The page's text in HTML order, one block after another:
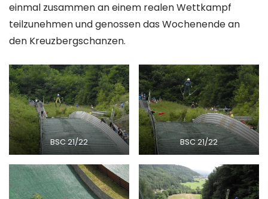
einmal zusammen an einem realen Wettkampf
teilzunehmen und genossen das Wochenende an
den Kreuzbergschanzen.
BSC 21/22 BSC 21/22